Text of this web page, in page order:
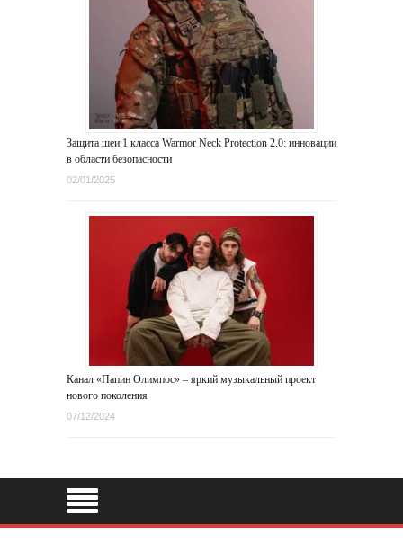
Защита шеи 1 класса Warmor Neck Protection 2.0: инновации
в области безопасности
02/01/2025
Канал «Папин Олимпос» – яркий музыкальный проект
нового поколения
07/12/2024